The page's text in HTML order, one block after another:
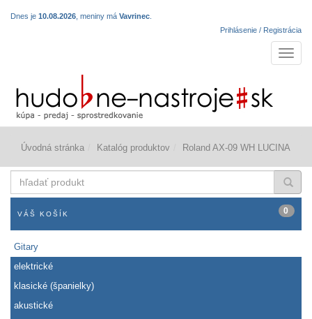
Dnes je 10.08.2026 , meniny má Vavrinec
Prihlásenie / Registrácia
Úvodná stránka Katalóg produktov Roland AX-09 WH LUCINA
produkt
VÁŠ KOŠÍK 0
Gitary
elektrické
klasické (španielky)
akustické